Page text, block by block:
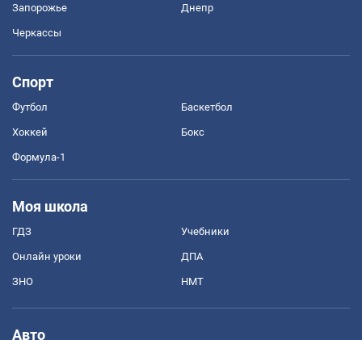
Запорожье Днепр
Черкассы
Спорт
Футбол Баскетбол
Хоккей Бокс
Формула-1
Моя школа
ГДЗ Учебники
Онлайн уроки ДПА
ЗНО НМТ
Авто